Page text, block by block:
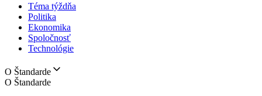
Téma týždňa
Politika
Ekonomika
Spoločnosť
Technológie
O Štandarde
O Štandarde